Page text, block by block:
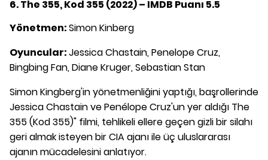
6. The 355, Kod 355 (2022) – IMDB Puanı 5.5
Yönetmen:Simon Kinberg
Oyuncular:Jessica Chastain, Penelope Cruz,
Bingbing Fan, Diane Kruger, Sebastian Stan
Simon Kingberg'in yönetmenliğini yaptığı, başrollerinde
Jessica Chastain ve Penélope Cruz'un yer aldığı The
355 (Kod 355)" filmi, tehlikeli ellere geçen gizli bir silahı
geri almak isteyen bir CIA ajanı ile üç uluslararası
ajanın mücadelesini anlatıyor.